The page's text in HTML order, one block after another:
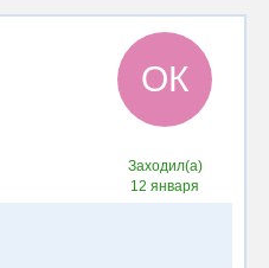
OК
Заходил(а)
12 января